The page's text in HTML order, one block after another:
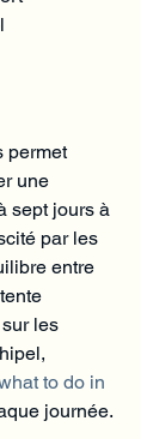
permet
une
sept jours à
par les
entre
les
to do in
journée.